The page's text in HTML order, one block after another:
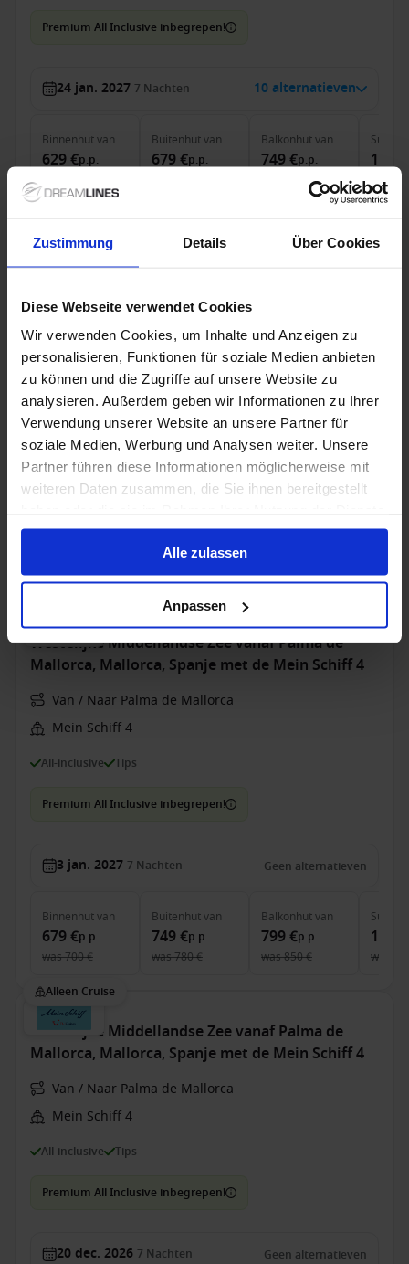
Zustimmung Details Über Cookies
Diese Webseite verwendet Cookies
Wir verwenden Cookies, um Inhalte und Anzeigen zu
personalisieren, Funktionen für soziale Medien anbieten
zu können und die Zugriffe auf unsere Website zu
analysieren. Außerdem geben wir Informationen zu Ihrer
Verwendung unserer Website an unsere Partner für
soziale Medien, Werbung und Analysen weiter. Unsere
Partner führen diese Informationen möglicherweise mit
weiteren Daten zusammen, die Sie ihnen bereitgestellt
gesammelt haben.
Alle zulassen
Anpassen
Premium All Inclusive inbegrepen!
24 jan. 2027 7 Nachten 10 alternatieven
Binnenhutvan
629 €p.p.
Buitenhutvan
679 €p.p.
Balkonhutvan
749 €p.p.
797 €
Suite
was
Westelijke Middellandse Zee vanaf Palma de
Van / Naar Palma de Mallorca
Mein Schiff 4
All-inclusive Tips
Premium All Inclusive inbegrepen!
6 dec. 2026 7 Nachten Geen alternatieven
Buitenhutvan Balkonhutvan
649 € p.p.
Suitevan
Westelijke Middellandse Zee vanaf Palma de
Mallorca, Mallorca, Spanje met de Mein Schiff 4
Van / Naar Palma de Mallorca
Mein Schiff 4
All-inclusive Tips
Premium All Inclusive inbegrepen!
3 jan. 2027 7 Nachten Geen alternatieven
Binnenhutvan
679 €p.p.
was700 €
Buitenhutvan
749 €p.p.
was780 €
Balkonhutvan
799 €p.p.
was850 €
Suite
was
Alleen Cruise
Westelijke Middellandse Zee vanaf Palma de
Mallorca, Mallorca, Spanje met de Mein Schiff 4
Van / Naar Palma de Mallorca
Mein Schiff 4
All-inclusive Tips
Premium All Inclusive inbegrepen!
20 dec. 2026 7 Nachten Geen alternatieven